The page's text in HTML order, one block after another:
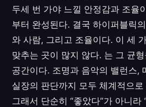
두세 번 가야 느낄 안정감과 조율
부터 완성된다. 결국 하이퍼블릭
와 사람, 그리고 조율이다. 이 세
맞추는 곳이 많지 않다. 는 그 균
공간이다. 조명과 음악의 밸런스,
실장의 판단까지 모두 체계적으
그래서 단순히 “좋았다”가 아니라